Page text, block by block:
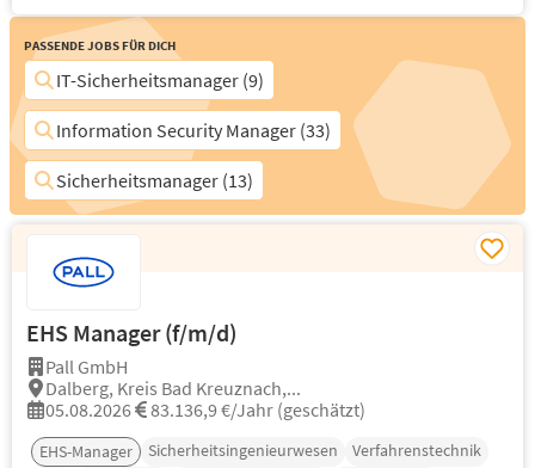
Passende Jobs für Dich
IT-Sicherheitsmanager (9)
Information Security Manager (33)
Sicherheitsmanager (13)
EHS Manager (f/m/d)
Pall GmbH
Dalberg, Kreis Bad Kreuznach,...
05.08.2026
83.136,9 €/Jahr (geschätzt)
EHS-Manager Sicherheitsingenieurwesen
Verfahrenstechnik